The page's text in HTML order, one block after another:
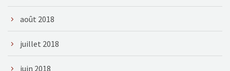
août 2018
juillet 2018
juin 2018